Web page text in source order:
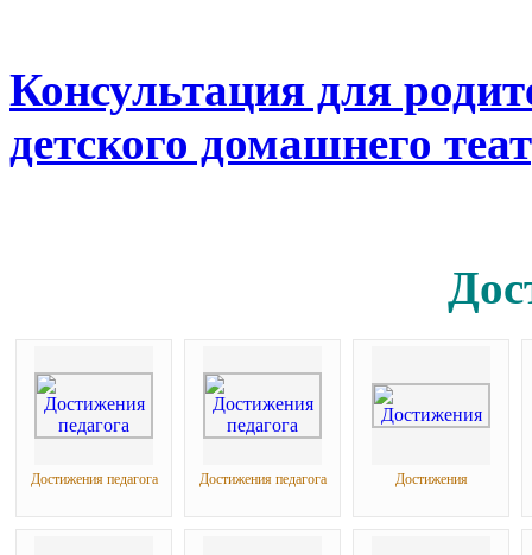
Консультация для
детского домашнего
Достижения педагога Достижения педагога Достижения